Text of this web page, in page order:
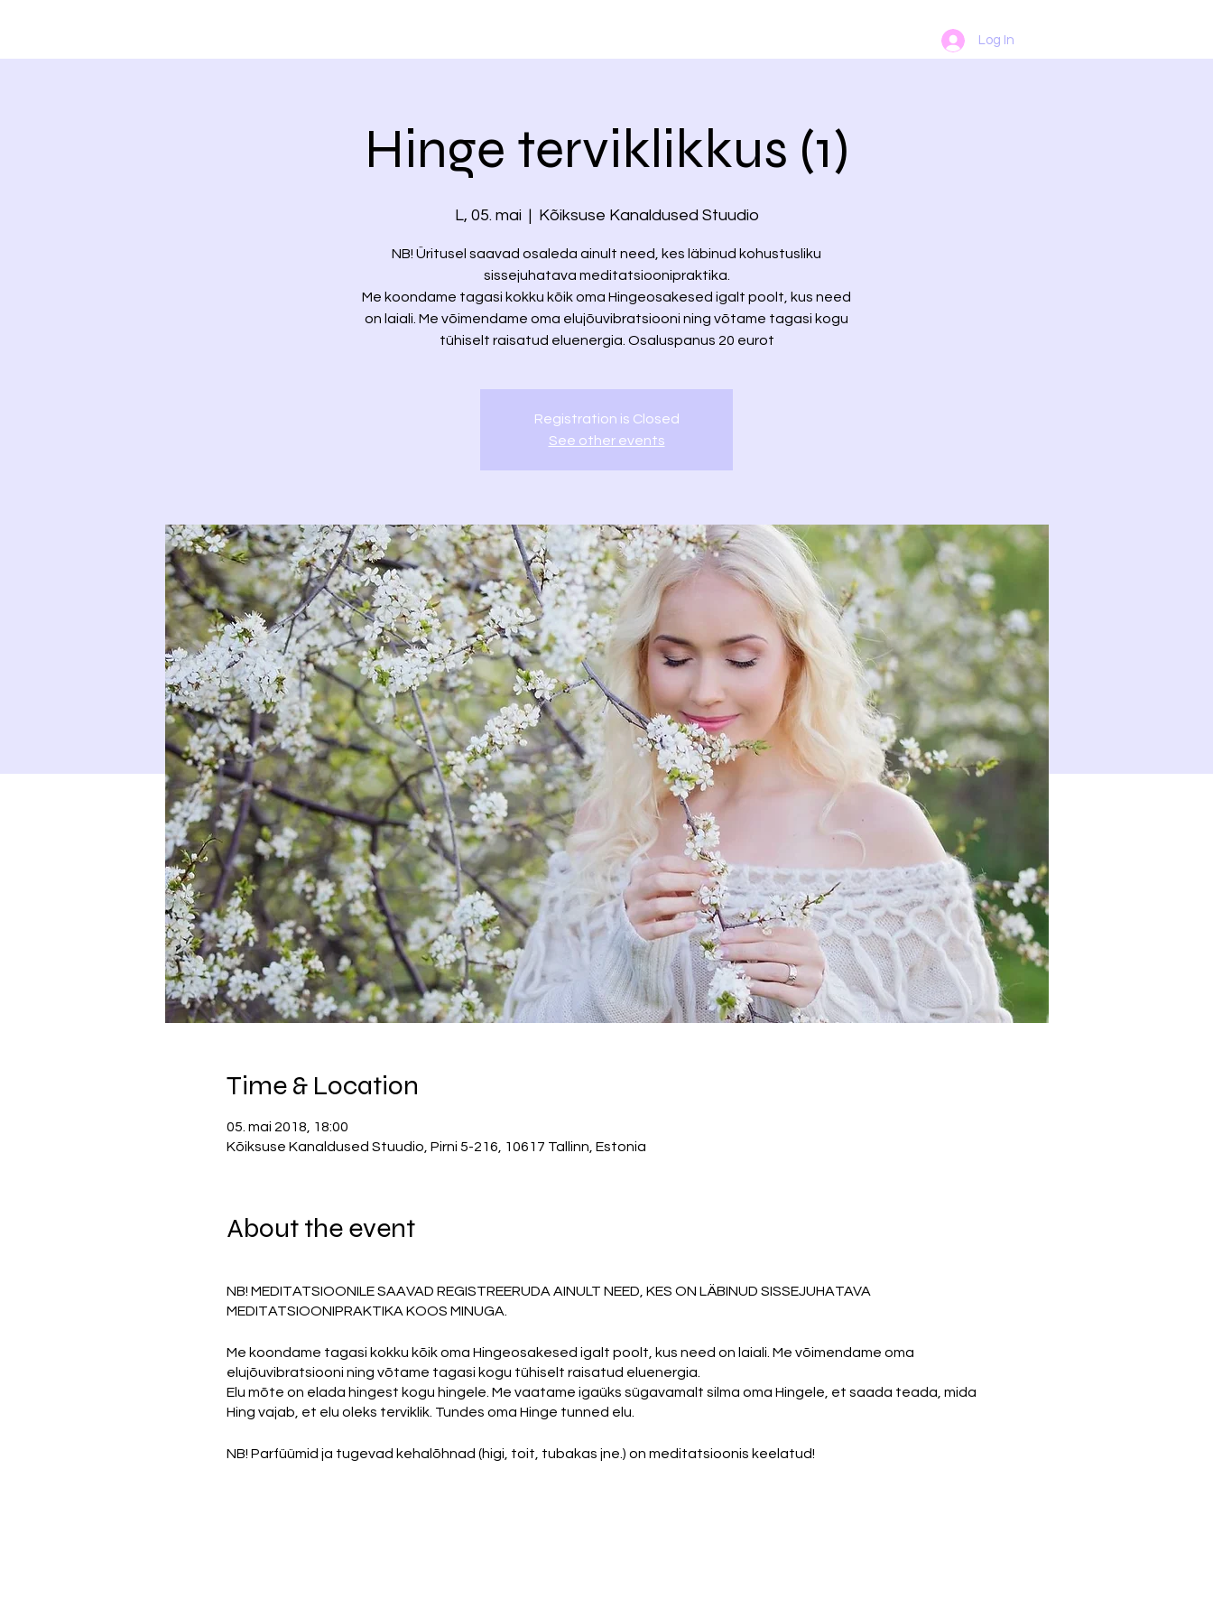
Log In
Hinge terviklikkus (1)
L, 05. mai
  |
Kõiksuse Kanaldused Stuudio
NB! Üritusel saavad osaleda ainult need, kes läbinud kohustusliku
sissejuhatava meditatsioonipraktika.
Me koondame tagasi kokku kõik oma Hingeosakesed igalt poolt, kus need
on laiali. Me võimendame oma elujõuvibratsiooni ning võtame tagasi kogu
tühiselt raisatud eluenergia. Osaluspanus 20 eurot
Registration is Closed
See other events
Time & Location
05. mai 2018, 18:00
Kõiksuse Kanaldused Stuudio, Pirni 5-216, 10617 Tallinn, Estonia
About the event
NB! MEDITATSIOONILE SAAVAD REGISTREERUDA AINULT NEED, KES ON LÄBINUD SISSEJUHATAVA
MEDITATSIOONIPRAKTIKA KOOS MINUGA.
Me koondame tagasi kokku kõik oma Hingeosakesed igalt poolt, kus need on laiali. Me võimendame oma
elujõuvibratsiooni ning võtame tagasi kogu tühiselt raisatud eluenergia.
Elu mõte on elada hingest kogu hingele. Me vaatame igaüks sügavamalt silma oma Hingele, et saada teada, mida
Hing vajab, et elu oleks terviklik. Tundes oma Hinge tunned elu.
NB! Parfüümid ja tugevad kehalõhnad (higi, toit, tubakas jne.) on meditatsioonis keelatud!